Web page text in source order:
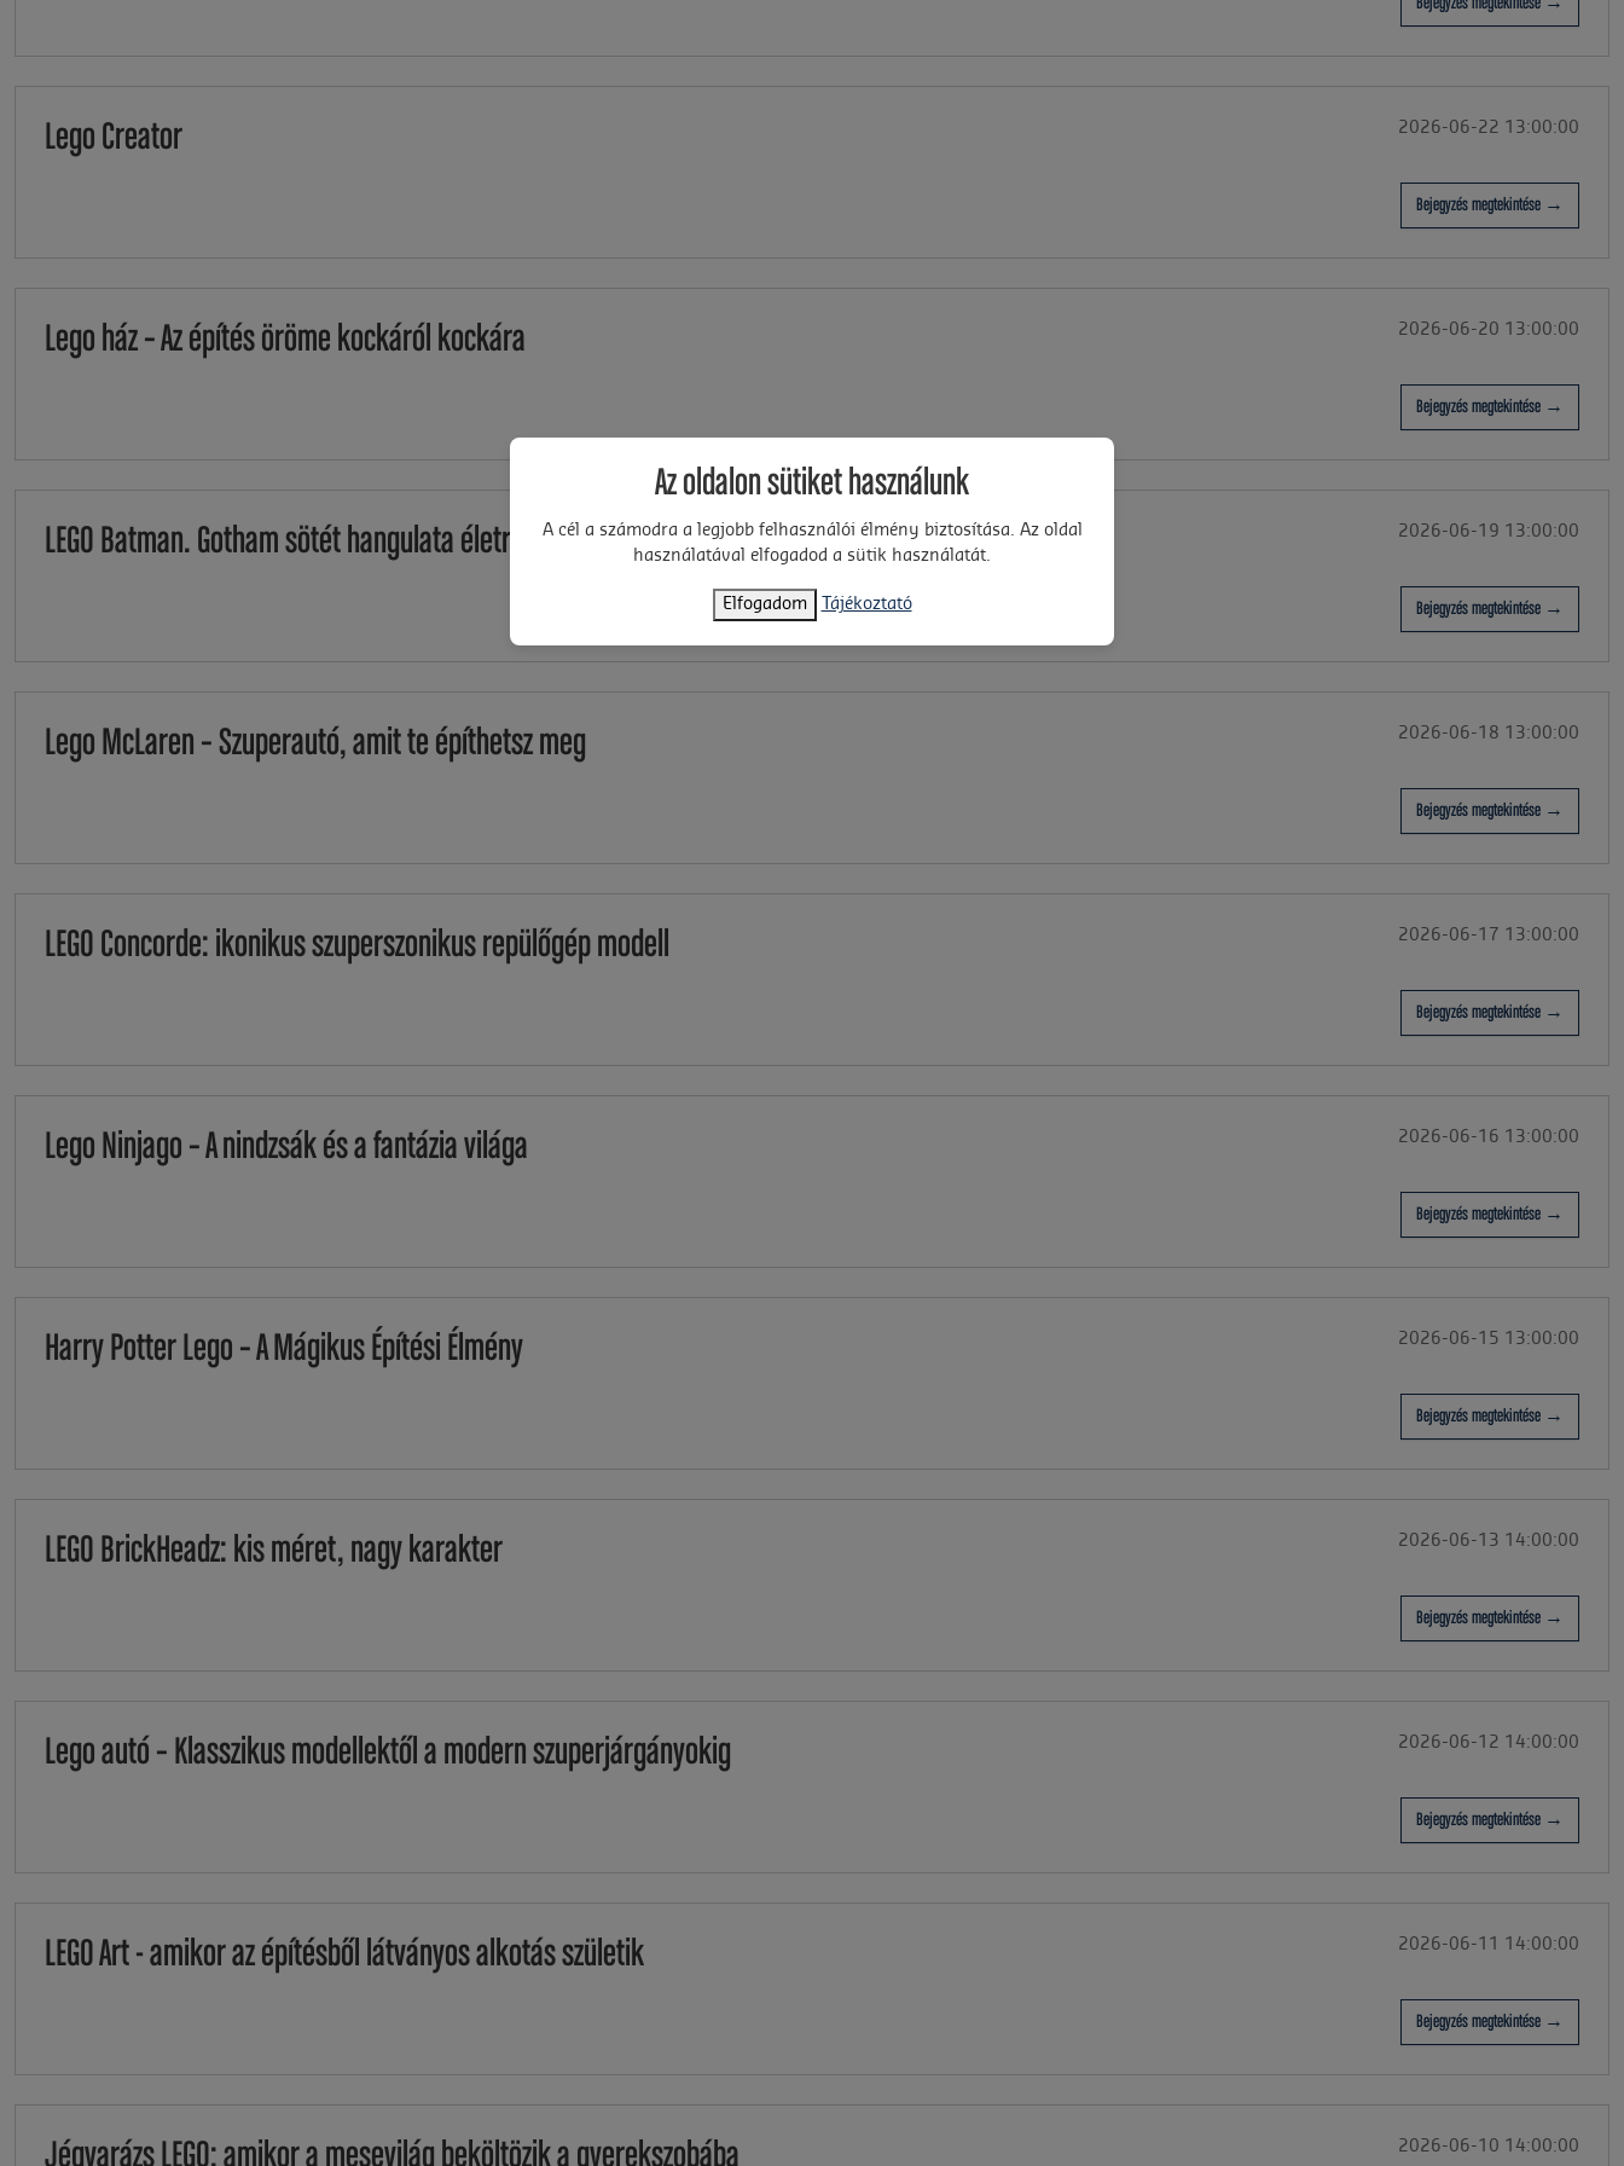
Bejegyzés megtekintése →
Lego Creator 2026-06-22 13:00:00
Bejegyzés megtekintése →
Lego ház – Az építés öröme kockáról kockára 2026-06-20 13:00:00
Bejegyzés megtekintése →
LEGO Batman. Gotham sötét hangulata életre kel! 2026-06-19 13:00:00
Bejegyzés megtekintése →
Lego McLaren – Szuperautó, amit te építhetsz meg 2026-06-18 13:00:00
Bejegyzés megtekintése →
LEGO Concorde: ikonikus szuperszonikus repülőgép modell 2026-06-17 13:00:00
Bejegyzés megtekintése →
Lego Ninjago – A nindzsák és a fantázia világa 2026-06-16 13:00:00
Bejegyzés megtekintése →
Harry Potter Lego – A Mágikus Építési Élmény 2026-06-15 13:00:00
Bejegyzés megtekintése →
LEGO BrickHeadz: kis méret, nagy karakter 2026-06-13 14:00:00
Bejegyzés megtekintése →
Lego autó – Klasszikus modellektől a modern szuperjárgányokig 2026-06-12 14:00:00
Bejegyzés megtekintése →
LEGO Art - amikor az építésből látványos alkotás születik 2026-06-11 14:00:00
Bejegyzés megtekintése →
Jégvarázs LEGO: amikor a mesevilág beköltözik a gyerekszobába 2026-06-10 14:00:00
Az oldalon sütiket használunk
A cél a számodra a legjobb felhasználói élmény biztosítása. Az oldal
használatával elfogadod a sütik használatát.
Elfogadom Tájékoztató